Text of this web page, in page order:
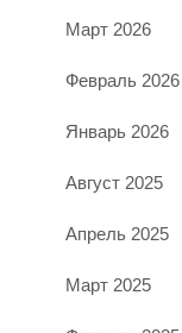
Март 2026
Февраль 2026
Январь 2026
Август 2025
Апрель 2025
Март 2025